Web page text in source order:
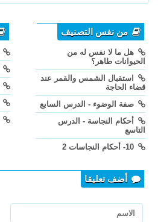
من نفس التصنيف
هل ما لا نفس له من
الحيوانات طاهر؟
استقبال الشمس والقمر عند
قضاء الحاجة
صفة الوضوء - الدرس السابع
أحكام النجاسة - الدرس
التاسع
أضف تعليقا